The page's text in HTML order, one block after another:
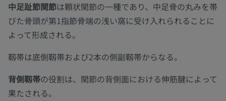
中足趾節関節は顆状関節の一種であり、中足骨の丸みを帯
びた骨頭が第1指節骨端の浅い窩に受け入れられることに
よって形成される。
靱帯は底側靱帯および2本の側副靱帯からなる。
背側靱帯の役割は、関節の背側面における伸筋腱によって
果たされる。